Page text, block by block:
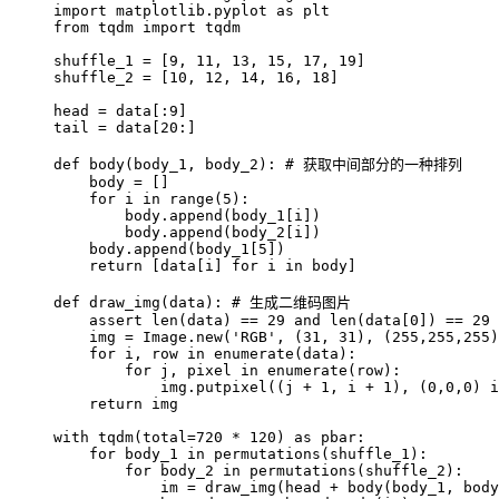
import matplotlib . pyplot as
from tqdm import tqdm
shuffle_1 = 9 , 11 , 13 , 15 , 17 , 19
shuffle_2 = 10 , 12 , 14 , 16 , 18
head = data : 9
tail = data 20 :
def body( body_1 , body_2 ) :
# 获取中间部分的一种排列
    body
=
for i in range ( 5 ) :
        body
. append ( body_1 i
)
        body
. append ( body_2 i
)
    body
. append ( body_1 5
)
return
data i for i in body
def draw_img ( data ) :
# 生成二维码图片
assert
len ( data ) == 29 and len ( data 0 ) == 29
    img
= Image . new( 'RGB' , ( 31 , 31 ) , ( 255 , 255 , 255 )
for i , row in enumerate ( data ) :
for j , pixel in enumerate ( row) :
            img
. putpixel ( ( j + 1 , i + 1 ) , ( 0 , 0 , 0 )
return img
with tqdm( total =720 * 120 ) as pbar :
for body_1 in permutations ( shuffle_1 ) :
for body_2 in permutations ( shuffle_2 ) :
            im
= draw_img ( head + body( body_1 ,